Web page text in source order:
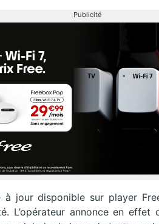
Publicité
à jour disponible sur player
L’opérateur annonce en effet